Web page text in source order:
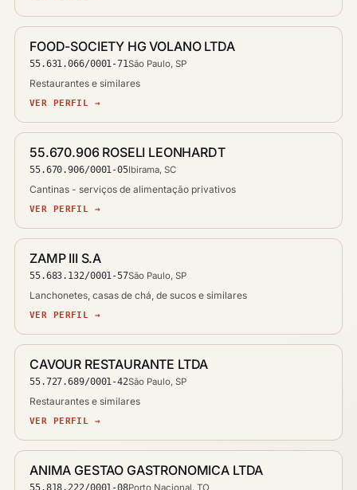
FOOD-SOCIETY HG VOLANO LTDA
55.631.066/0001-71São Paulo, SP
Restaurantes e similares
VER PERFIL →
55.670.906 ROSELI LEONHARDT
55.670.906/0001-05Ibirama, SC
Cantinas - serviços de alimentação privativos
VER PERFIL →
ZAMP III S.A
55.683.132/0001-57São Paulo, SP
Lanchonetes, casas de chá, de sucos e similares
VER PERFIL →
CAVOUR RESTAURANTE LTDA
55.727.689/0001-42São Paulo, SP
Restaurantes e similares
VER PERFIL →
ANIMA GESTAO GASTRONOMICA LTDA
55.818.222/0001-08Porto Nacional, TO